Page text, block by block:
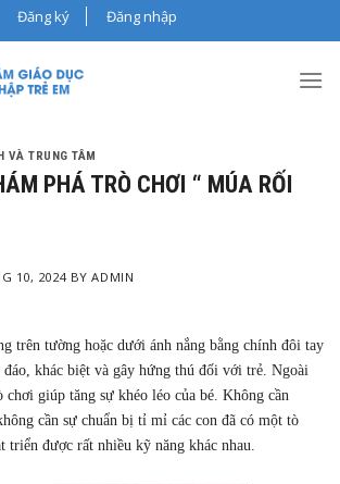
Đăng ký Đăng nhập
VÀ TRUNG TÂM
PHÁ TRÒ CHƠI “ MÚA RỐI
10, 2024BYADMIN
trên tường hoặc dưới ánh nắng bằng chính đôi tay
khác biệt và gây hứng thú đối với trẻ. Ngoài
giúp tăng sự khéo léo của bé. Không cần
cần sự chuẩn bị tỉ mỉ các con đã có một tò
triển được rất nhiều kỹ năng khác nhau.